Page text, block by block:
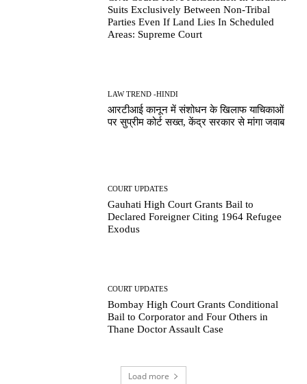
Suits Exclusively Between Non-Tribal
Parties Even If Land Lies In Scheduled
Areas: Supreme Court
LAW TREND -HINDI
आरटीआई कानून में संशोधन के खिलाफ याचिकाओं
पर सुप्रीम कोर्ट सख्त, केंद्र सरकार से मांगा जवाब
COURT UPDATES
Gauhati High Court Grants Bail to
Declared Foreigner Citing 1964 Refugee
Exodus
COURT UPDATES
Bombay High Court Grants Conditional
Bail to Corporator and Four Others in
Thane Doctor Assault Case
Load more